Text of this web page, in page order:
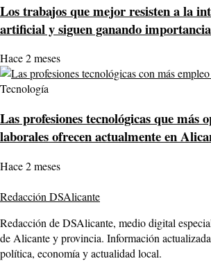
Los trabajos que mejor resisten a la
artificial y siguen ganando
Hace 2 meses
Tecnología
Las profesiones tecnológicas que más
laborales ofrecen actualmente en
Hace 2 meses
Redacción DSAlicante
Redacción de DSAlicante, medio digital
de Alicante y provincia. Información actualizada
política, economía y actualidad local.